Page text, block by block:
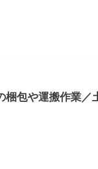
梱包や運搬作業／